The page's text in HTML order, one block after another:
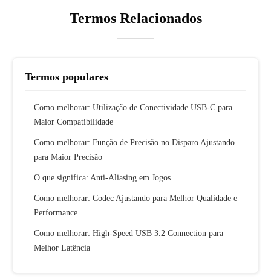
Termos Relacionados
Termos populares
Como melhorar: Utilização de Conectividade USB-C para
Maior Compatibilidade
Como melhorar: Função de Precisão no Disparo Ajustando
para Maior Precisão
O que significa: Anti-Aliasing em Jogos
Como melhorar: Codec Ajustando para Melhor Qualidade e
Performance
Como melhorar: High-Speed USB 3.2 Connection para
Melhor Latência